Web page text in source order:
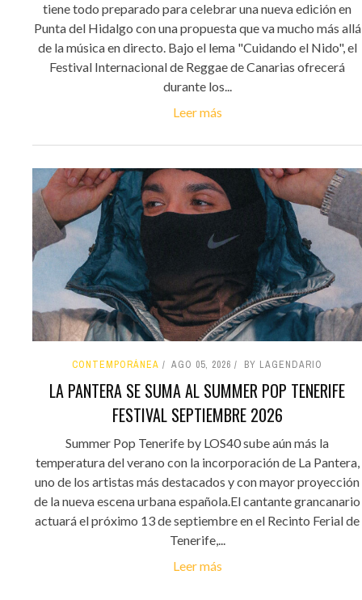
tiene todo preparado para celebrar una nueva edición en
Punta del Hidalgo con una propuesta que va mucho más allá
de la música en directo. Bajo el lema "Cuidando el Nido", el
Festival Internacional de Reggae de Canarias ofrecerá
durante los...
Leer más
CONTEMPORÁNEA AGO 05, 2026 BY LAGENDARIO
LA PANTERA SE SUMA AL SUMMER POP TENERIFE
FESTIVAL SEPTIEMBRE 2026
Summer Pop Tenerife by LOS40 sube aún más la
temperatura del verano con la incorporación de La Pantera,
uno de los artistas más destacados y con mayor proyección
de la nueva escena urbana española.El cantante grancanario
actuará el próximo 13 de septiembre en el Recinto Ferial de
Tenerife,...
Leer más